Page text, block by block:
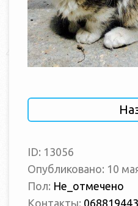
ID: 13056
Опубликовано: 10
Пол: Не_отмечено
Контакты: